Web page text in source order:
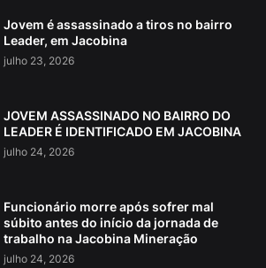
Jovem é assassinado a tiros no bairro
Leader, em Jacobina
julho 23, 2026
JOVEM ASSASSINADO NO BAIRRO DO
LEADER É IDENTIFICADO EM JACOBINA
julho 24, 2026
Funcionário morre após sofrer mal
súbito antes do início da jornada de
trabalho na Jacobina Mineração
julho 24, 2026